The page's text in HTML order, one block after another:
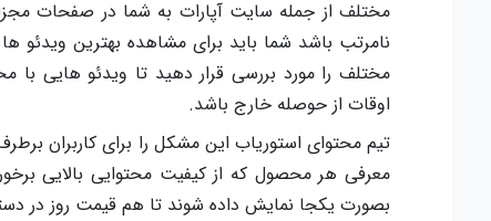
مختلف از جمله سایت آپارات به شما در صفحات
نامرتب باشد شما باید برای مشاهده بهترین
مختلف را مورد بررسی قرار دهید تا ویدئو هایی با
اوقات از حوصله خارج باشد.
تیم محتوای استوریاب این مشکل را برای کاربران
معرفی هر محصول که از کیفیت محتوایی بالایی
بصورت یکجا نمایش داده شوند تا هم قیمت روز در